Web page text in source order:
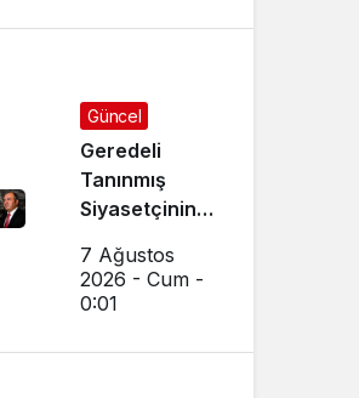
Güncel
Geredeli
Tanınmış
Siyasetçinin
7 Ağustos
2026 - Cum -
0:01